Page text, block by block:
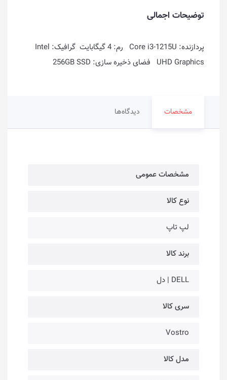
توضیحات اجمالی
پردازنده: Core i3-1215U رم: 4 گیگابایت گرافیک: Intel
UHD Graphics فضای ذخیره سازی: 256GB SSD
مشخصات دیدگاه‌ها
مشخصات عمومی
نوع کالا
لپ تاپ
برند کالا
DELL | دل
سری کالا
Vostro
مدل کالا